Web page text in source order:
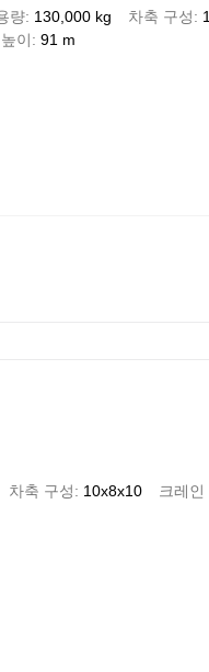
량 130,000 kg 차축 구성
이 91 m
차축 구성 10x8x10 크레인